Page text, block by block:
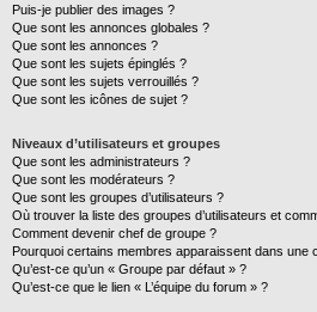
Puis-je publier des images ?
Que sont les annonces globales ?
Que sont les annonces ?
Que sont les sujets épinglés ?
Que sont les sujets verrouillés ?
Que sont les icônes de sujet ?
Niveaux d’utilisateurs et groupes
Que sont les administrateurs ?
Que sont les modérateurs ?
Que sont les groupes d’utilisateurs ?
Où trouver la liste des groupes d’utilisateurs et
Comment devenir chef de groupe ?
Pourquoi certains membres apparaissent dans une
Qu’est-ce qu’un « Groupe par défaut » ?
Qu’est-ce que le lien « L’équipe du forum » ?